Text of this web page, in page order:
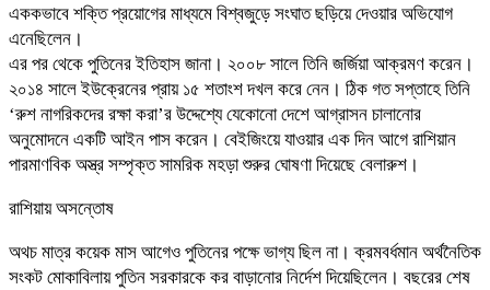
এককভাবে শক্তি প্রয়োগের মাধ্যমে বিশ্বজুড়ে সংঘাত ছড়িয়ে দেওয়ার অভিযোগ
এনেছিলেন।
এর পর থেকে পুতিনের ইতিহাস জানা। ২০০৮ সালে তিনি জর্জিয়া আক্রমণ করেন।
২০১৪ সালে ইউক্রেনের প্রায় ১৫ শতাংশ দখল করে নেন। ঠিক গত সপ্তাহে তিনি
‘রুশ নাগরিকদের রক্ষা করা’র উদ্দেশ্যে যেকোনো দেশে আগ্রাসন চালানোর
অনুমোদনে একটি আইন পাস করেন। বেইজিংয়ে যাওয়ার এক দিন আগে রাশিয়ান
পারমাণবিক অস্ত্র সম্পৃক্ত সামরিক মহড়া শুরুর ঘোষণা দিয়েছে বেলারুশ।
রাশিয়ায় অসন্তোষ
অথচ মাত্র কয়েক মাস আগেও পুতিনের পক্ষে ভাগ্য ছিল না। ক্রমবর্ধমান অর্থনৈতিক
সংকট মোকাবিলায় পুতিন সরকারকে কর বাড়ানোর নির্দেশ দিয়েছিলেন। বছরের শেষ